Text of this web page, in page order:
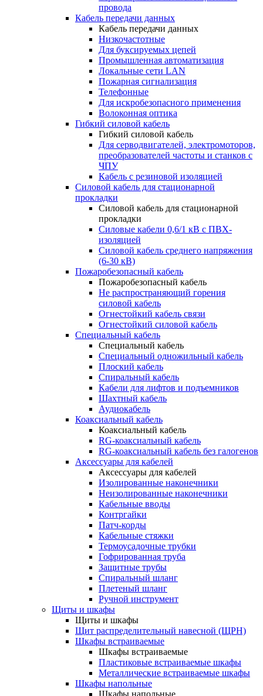
провода
Кабель передачи данных
Кабель передачи данных
Низкочастотные
Для буксируемых цепей
Промышленная автоматизация
Локальные сети LAN
Пожарная сигнализация
Телефонные
Для искробезопасного применения
Волоконная оптика
Гибкий силовой кабель
Гибкий силовой кабель
Для серводвигателей, электромоторов,
преобразователей частоты и станков с
ЧПУ
Кабель с резиновой изоляцией
Силовой кабель для стационарной
прокладки
Силовой кабель для стационарной
прокладки
Силовые кабели 0,6/1 кВ с ПВХ-
изоляцией
Силовой кабель среднего напряжения
(6-30 кВ)
Пожаробезопасный кабель
Пожаробезопасный кабель
Не распространяющий горения
силовой кабель
Огнестойкий кабель связи
Огнестойкий силовой кабель
Специальный кабель
Специальный кабель
Специальный одножильный кабель
Плоский кабель
Спиральный кабель
Кабели для лифтов и подъемников
Шахтный кабель
Аудиокабель
Коаксиальный кабель
Коаксиальный кабель
RG-коаксиальный кабель
RG-коаксиальный кабель без галогенов
Аксессуары для кабелей
Аксессуары для кабелей
Изолированные наконечники
Неизолированные наконечники
Кабельные вводы
Контргайки
Патч-корды
Кабельные стяжки
Термоусадочные трубки
Гофрированная труба
Защитные трубы
Спиральный шланг
Плетеный шланг
Ручной инструмент
Щиты и шкафы
Щиты и шкафы
Щит распределительный навесной (ЩРН)
Шкафы встраиваемые
Шкафы встраиваемые
Пластиковые встраиваемые шкафы
Металлические встраиваемые шкафы
Шкафы напольные
Шкафы напольные